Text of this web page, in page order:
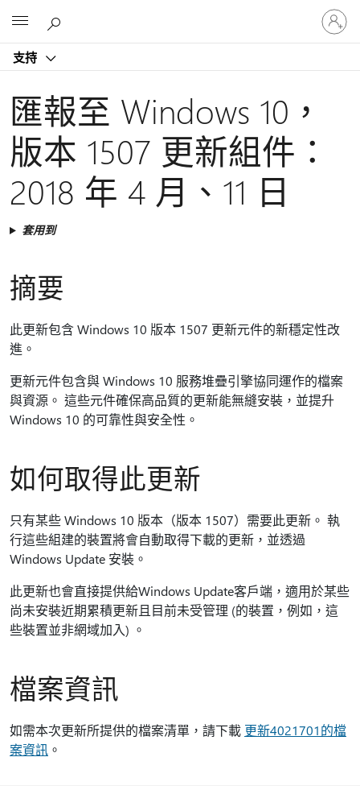
支持
登
入
您
匯報至 Windows 10，
版本 1507 更新組件：
2018 年 4 月、11 日
套用到
摘要
此更新包含 Windows 10 版本 1507 更新元件的新穩定性改
進。
更新元件包含與 Windows 10 服務堆疊引擎協同運作的檔案
與資源。 這些元件確保高品質的更新能無縫安裝，並提升
Windows 10 的可靠性與安全性。
如何取得此更新
只有某些 Windows 10 版本（版本 1507）需要此更新。 執
行這些組建的裝置將會自動取得下載的更新，並透過
Windows Update 安裝。
此更新也會直接提供給Windows Update客戶端，適用於某些
尚未安裝近期累積更新且目前未受管理 (的裝置，例如，這
些裝置並非網域加入) 。
檔案資訊
如需本次更新所提供的檔案清單，請下載 更新4021701的檔
案資訊 。